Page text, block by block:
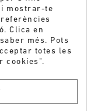
mostrar-te
Clica en
més. Pots
totes les
cookies".